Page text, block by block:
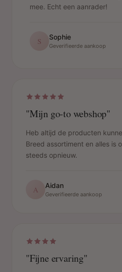
mee. Echt een aanrader!
S Sophie
Geverifieerde aankoop
"Mijn go-to webshop"
Heb altijd de producten
Breed assortiment en alles is
steeds opnieuw.
A Aidan
Geverifieerde aankoop
"Fijne ervaring"